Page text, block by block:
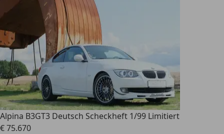
Alpina B3GT3 Deutsch Scheckheft 1/99 Limitiert
€ 75.670